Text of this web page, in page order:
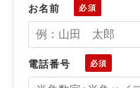
お名前
電話番号